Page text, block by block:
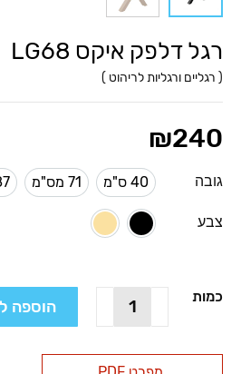
רגל דלפק איקס LG68
( רגליים ורגליות לריהוט )
₪240
גובה 40 ס"מ 40 ס"מ 71 מס"מ 71 ס"מ 87
צבע
שחור קשמיר
כמות
דלפק
הוספה